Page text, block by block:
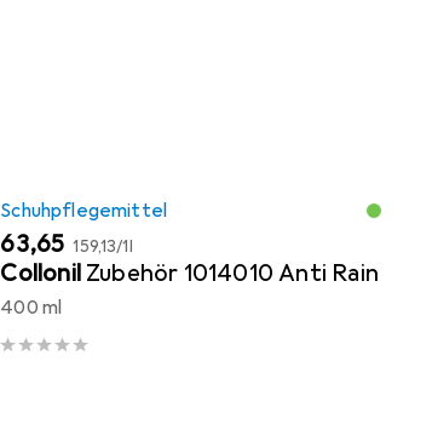
Schuhpflegemittel
EUR
63,65 EUR
159,13/1l
Collonil Zubehör 1014010 Anti Rain
400 ml